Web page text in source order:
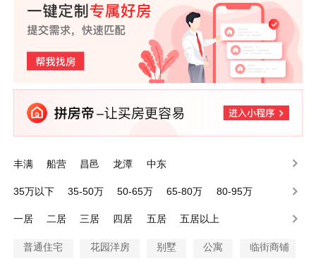
丰满 船营 昌邑 龙潭 中东
35万以下 35-50万 50-65万 65-80万
80-95万
一居
二居 三居 四居 五居 五居以上
普通住宅 花园洋房 别墅 公寓 临街商铺